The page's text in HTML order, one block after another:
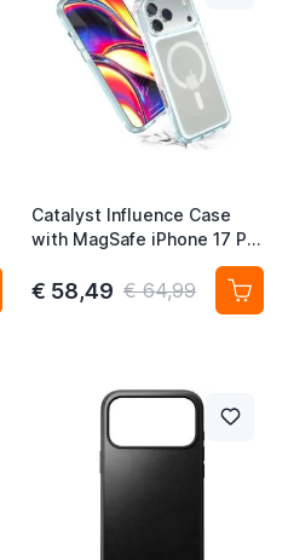
Catalyst Influence Case
with MagSafe iPhone 17 Pro
€ 58,49 € 64,99